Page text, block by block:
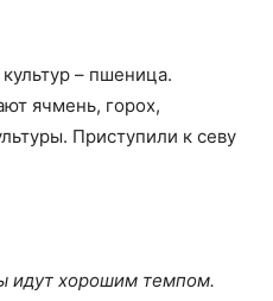
– пшеница.
ячмень, горох,
Приступили к севу
идут хорошим темпом.